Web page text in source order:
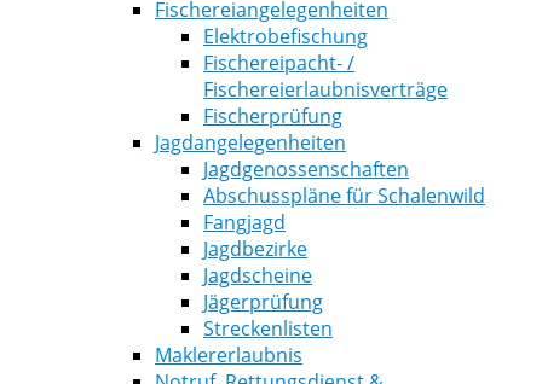
Fischereiangelegenheiten
Elektrobefischung
Fischereipacht- /
Fischereierlaubnisverträge
Fischerprüfung
Jagdangelegenheiten
Jagdgenossenschaften
Abschusspläne für Schalenwild
Fangjagd
Jagdbezirke
Jagdscheine
Jägerprüfung
Streckenlisten
Maklererlaubnis